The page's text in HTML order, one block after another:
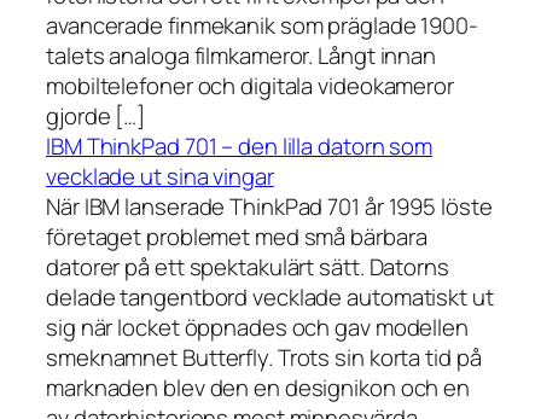
avancerade finmekanik som präglade 1900-
talets analoga filmkameror. Långt innan
mobiltelefoner och digitala videokameror
gjorde […]
IBM ThinkPad 701 – den lilla datorn som
vecklade ut sina vingar
När IBM lanserade ThinkPad 701 år 1995 löste
företaget problemet med små bärbara
datorer på ett spektakulärt sätt. Datorns
delade tangentbord vecklade automatiskt ut
sig när locket öppnades och gav modellen
smeknamnet Butterfly. Trots sin korta tid på
marknaden blev den en designikon och en